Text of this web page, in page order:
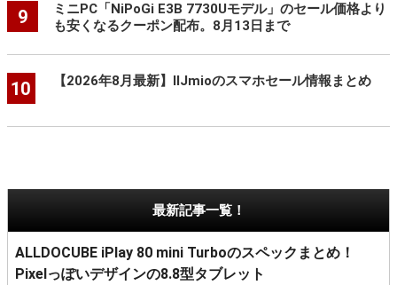
9
ミニPC「NiPoGi E3B 7730Uモデル」のセール価格より
も安くなるクーポン配布。8月13日まで
10 【2026年8月最新】IIJmioのスマホセール情報まとめ
最新記事一覧！
ALLDOCUBE iPlay 80 mini Turboのスペックまとめ！
Pixelっぽいデザインの8.8型タブレット